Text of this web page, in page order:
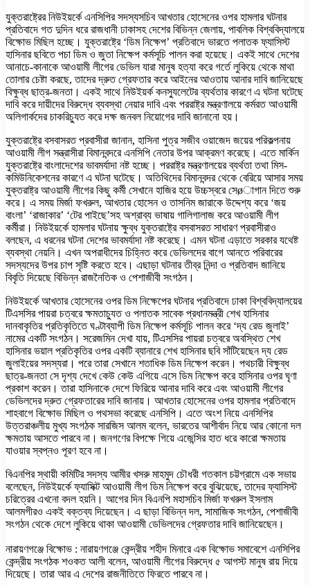
যুক্তরাষ্ট্রের নিউইয়র্কে এনসিপির সদস্যসচিব আখতার হোসেনের ওপর হামলার ঘটনার
প্রতিবাদে গত দুদিন ধরে রাজধানী ঢাকাসহ দেশের বিভিন্ন জেলায়, পাবলিক বিশ্ববিদ্যালয়ে
বিক্ষোভ মিছিল হচ্ছে। যুক্তরাষ্ট্রে ‘ডিম নিক্ষেপ’ প্রতিবাদে ভারতে পলাতক ফ্যাসিস্ট
হাসিনার ছবিতে পচা ডিম ও জুতা নিক্ষেপ কর্মসূচি পালন করা হয়েছে। একই সাথে দেশের
আনাচে-কানাকে আওয়ামী লীগের ডেভিল যারা মানুষ হত্যা করে গর্তে লুকিয়ে থেকে মাথা
তোলার চেষ্টা করছে, তাদের দ্রুত গ্রেফতার করে আইনের আওতায় আনার দাবি জানিয়েছে
বিক্ষুব্ধ ছাত্র-জনতা। একই সাথে নিউইয়র্ক কনস্যুলেটের ব্যর্থতার কারণে এ ঘটনা ঘটেছে
দাবি করে দায়ীদের বিরুদ্ধে ব্যবস্থা নেয়ার দাবি এবং পররাষ্ট্র মন্ত্রণালয়ে কর্মরত আওয়ামী
অলিগার্কদের চাকরিচ্যুত করে দক্ষ জনবল নিয়োগের দাবি জানানো হয়।
যুক্তরাষ্ট্রে বসবাসরত প্রবাসীরা জানান, হাসিনা পুত্র সজীব ওয়াজেদ জয়ের পরিকল্পনায়
আওয়ামী লীগ সন্ত্রাসীরা বিমানবন্দরে এনসিপি নেতার উপর আক্রমণ করেছে। এতে মার্কিন
যুক্তরাষ্ট্রে বাংলাদেশের ভাবমর্যাদা নষ্ট হচ্ছে। পররাষ্ট্র মন্ত্রণালয়ের ব্যর্থতা তথা মিস-
কমিউনিকেশনের কারণে এ ঘটনা ঘটেছে। অতিথিদের বিমানবন্দর থেকে বেরিয়ে আসার সময়
যুক্তরাষ্ট্র আওয়ামী লীগের কিছু কর্মী সেখানে হাজির হয়ে উচ্চস্বরে সেøাগান দিতে শুরু
করে। এ সময় মির্জা ফখরুল, আখতার হোসেন ও তাসনিম জারাকে উদ্দেশ্য করে ‘জয়
বাংলা’ ‘রাজাকার’ ‘টের পাইছে’সহ অশ্রাব্য ভাষায় গালিগালাজ করে আওয়ামী লীগ
কর্মীরা। নিউইয়র্কে হামলার ঘটনায় ক্ষুব্ধ যুক্তরাষ্ট্রে বসবাসরত সাধারণ প্রবাসীরাও
বলছেন, এ ধরনের ঘটনা দেশের ভাবমর্যাদা নষ্ট করেছে। এমন ঘটনা এড়াতে সরকার যথেষ্ট
ব্যবস্থা নেয়নি। এখন অপরাধীদের চিহ্নিত করে ডেভিলদের বাগে আনতে পরিবারের
সদস্যদের উপর চাপ সৃষ্টি করতে হবে। এছাড়া ঘটনার তীব্র নিন্দা ও প্রতিবাদ জানিয়ে
বিবৃতি দিয়েছে বিভিন্ন রাজনৈতিক ও পেশাজীবী সংগঠন।
নিউইয়র্কে আখতার হোসেনের ওপর ডিম নিক্ষেপের ঘটনার প্রতিবাদে ঢাকা বিশ্ববিদ্যালয়ের
টিএসসির পায়রা চত্বরে ক্ষমতাচ্যুত ও পলাতক সাবেক প্রধানমন্ত্রী শেখ হাসিনার
দানবাকৃতির প্রতিকৃতিতে ঘণ্টাব্যাপী ডিম নিক্ষেপ কর্মসূচি পালন করে ‘দ্য রেড জুলাই’
নামের একটি সংগঠন। সরেজমিন দেখা যায়, টিএসসির পায়রা চত্বরে অবস্থিত শেখ
হাসিনার ভয়াল প্রতিকৃতির ওপর একটি ব্যানারে শেখ হাসিনার ছবি সাঁটিয়েছেন দ্য রেড
জুলাইয়ের সদস্যরা। পরে তারা সেখানে শতাধিক ডিম নিক্ষেপ করেন। পথচারী বিক্ষুব্ধ
ছাত্র-জনতা সে দৃশ্য দেখে কেউ কেউ এগিয়ে এসে ডিম নিক্ষেপ করে হাসিনার ওপর ঘৃণা
প্রকাশ করেন। তারা হাসিনাকে দেশে ফিরিয়ে আনার দাবি করে এবং আওয়ামী লীগের
ডেভিলদের দ্রুত গ্রেফতারের দাবি জানায়। আখতার হোসেনের ওপর হামলার প্রতিবাদে
শাহবাগে বিক্ষোভ মিছিল ও পথসভা করেছে এনসিপি। এতে অংশ নিয়ে এনসিপির
উত্তরাঞ্চলীয় মুখ্য সংগঠক সারজিস আলম বলেন, ভারতের আশীর্বাদ নিয়ে আর কোনো দল
ক্ষমতায় আসতে পারবে না। জনগণের বিপক্ষে গিয়ে এজেন্সির হাত ধরে কারো ক্ষমতায়
যাওয়ার স্বপ্নও পূরণ হবে না।
বিএনপির স্থায়ী কমিটির সদস্য আমীর খসরু মাহমুদ চৌধরী গতকাল চট্টগ্রামে এক সভায়
বলেছেন, নিউইয়র্কে ফ্যাসিক্ট আওয়ামী লীগ ডিম নিক্ষেপ করে বুঝিয়েছে, তাদের ফ্যাসিস্ট
চরিত্রের এখনো বদল হয়নি। আগের দিন বিএনপি মহাসচিব মির্জা ফখরুল ইসলাম
আলমগীরও একই বক্তব্য দিয়েছেন। এ ছাড়া বিভিন্ন দল, সামাজিক সংগঠন, পেশাজীবী
সংগঠন থেকে দেশে লুকিয়ে থাকা আওয়ামী ডেভিলদের গ্রেফতার দাবি জানিয়েছেন।
নারায়ণগঞ্জে বিক্ষোভ : নারায়ণগঞ্জে কেন্দ্রীয় শহীদ মিনারে এক বিক্ষোভ সমাবেশে এনসিপির
কেন্দ্রীয় সংগঠক শওকত আলী বলেন, আওয়ামী লীগের বিরুদ্ধে ৫ আগস্ট মানুষ রায় দিয়ে
দিয়েছে। তারা আর এ দেশের রাজনীতিতে ফিরতে পারবে না।